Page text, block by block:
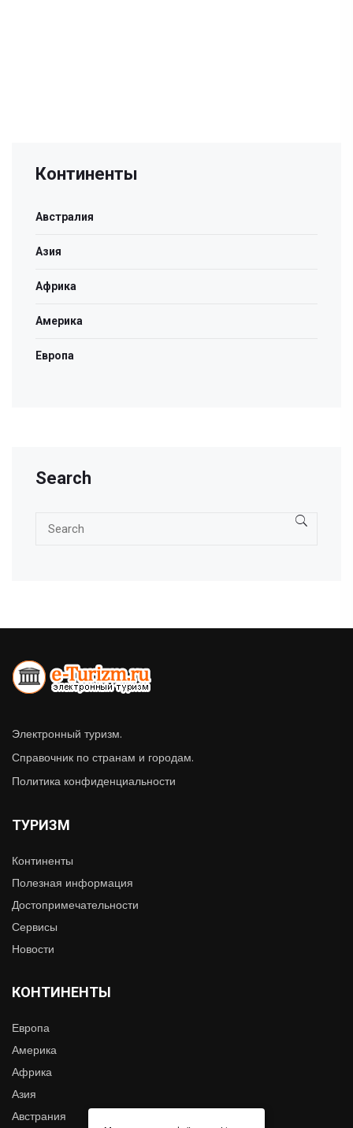
Континенты
Австралия
Азия
Африка
Америка
Европа
Search
Электронный туризм.
Справочник по странам и городам.
Политика конфиденциальности
ТУРИЗМ
Континенты
Полезная информация
Достопримечательности
Сервисы
Новости
КОНТИНЕНТЫ
Европа
Америка
Африка
Азия
Австрания